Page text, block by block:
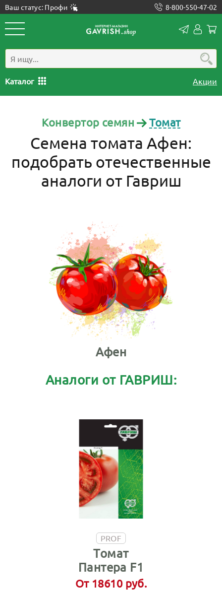
Ваш статус: Профи 8-800-550-47-02
Каталог Акции
Конвертор семян Томат
Семена томата Афен:
подобрать отечественные
аналоги от Гавриш
Афен
Аналоги от ГАВРИШ:
PROF
Томат
Пантера F1
От 18610 руб.